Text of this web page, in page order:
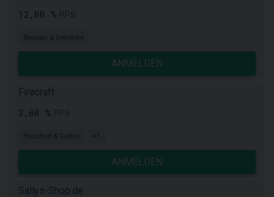
12,00 %
Speisen & Getränke
ANMELDEN
Firecraft
3,00 %
Haushalt & Garten +1
ANMELDEN
Sallys-Shop.de